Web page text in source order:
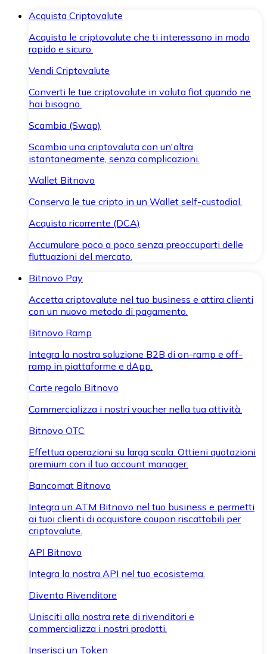
Acquista Criptovalute
Acquista le criptovalute che ti interessano in modo
rapido e sicuro.
Vendi Criptovalute
Converti le tue criptovalute in valuta fiat quando ne
hai bisogno.
Scambia (Swap)
Scambia una criptovaluta con un'altra
istantaneamente, senza complicazioni.
Wallet Bitnovo
Conserva le tue cripto in un Wallet self-custodial.
Acquisto ricorrente (DCA)
Accumulare poco a poco senza preoccuparti delle
fluttuazioni del mercato.
Bitnovo Pay
Accetta criptovalute nel tuo business e attira clienti
con un nuovo metodo di pagamento.
Bitnovo Ramp
Integra la nostra soluzione B2B di on-ramp e off-
ramp in piattaforme e dApp.
Carte regalo Bitnovo
Commercializza i nostri voucher nella tua attività.
Bitnovo OTC
Effettua operazioni su larga scala. Ottieni quotazioni
premium con il tuo account manager.
Bancomat Bitnovo
Integra un ATM Bitnovo nel tuo business e permetti
ai tuoi clienti di acquistare coupon riscattabili per
criptovalute.
API Bitnovo
Integra la nostra API nel tuo ecosistema.
Diventa Rivenditore
Unisciti alla nostra rete di rivenditori e
commercializza i nostri prodotti.
Inserisci un Token